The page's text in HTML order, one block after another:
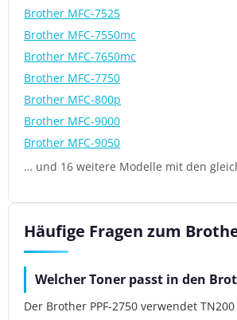
Brother MFC-7525
Brother MFC-7550mc
Brother MFC-7650mc
Brother MFC-7750
Brother MFC-800p
Brother MFC-9000
Brother MFC-9050
… und 16 weitere Modelle mit den
Häufige Fragen zum
Welcher Toner passt in den
Der Brother PPF-2750 verwendet